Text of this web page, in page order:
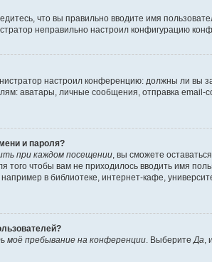
что вы правильно вводите имя
неправильно настроил конфигурацию
настроил конференцию: должны ли
аватары, личные сообщения, отправка email-
и пароля?
при каждом посещении , вы сможете
того чтобы вам не приходилось вводить имя
в библиотеке, интернет-кафе,
моё пребывание на конференции . Выберите Да